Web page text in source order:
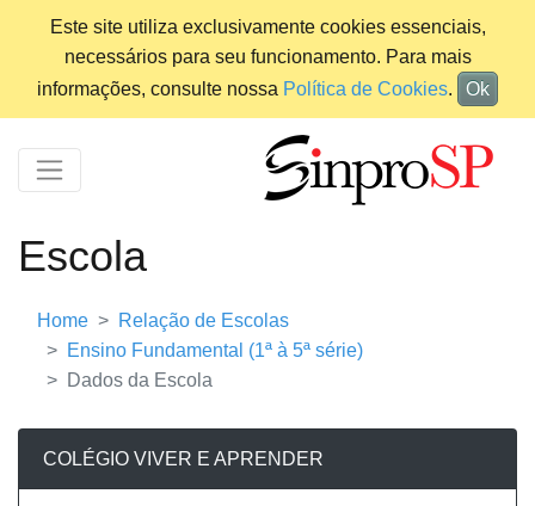
Este site utiliza exclusivamente cookies essenciais,
necessários para seu funcionamento. Para mais
informações, consulte nossa Política de Cookies. Ok
Escola
Home
Relação de Escolas
Ensino Fundamental (1ª à 5ª série)
Dados da Escola
COLÉGIO VIVER E APRENDER